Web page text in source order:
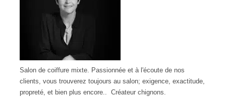
Salon de coiffure mixte. Passionnée et à l'écoute de nos
clients, vous trouverez toujours au salon; exigence, exactitude,
propreté, et bien plus encore.. Créateur chignons.